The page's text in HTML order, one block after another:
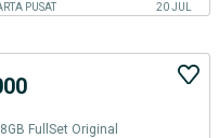
PUSAT 20 JUL
FullSet Original